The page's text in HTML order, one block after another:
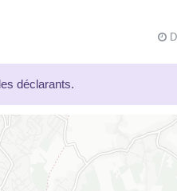
déclarants.